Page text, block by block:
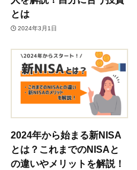
とは
2024年3月1日
2024年から始まる新NISA
とは？これまでのNISAと
の違いやメリットを解説！